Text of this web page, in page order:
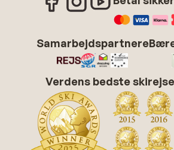
Samarbejdspartnere
Verdens bedste